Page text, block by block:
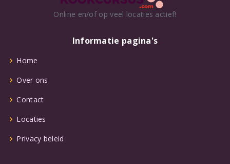
Online en/of op veel locaties actief!
Informatie pagina's
Home
Over ons
Contact
Locaties
Privacy beleid